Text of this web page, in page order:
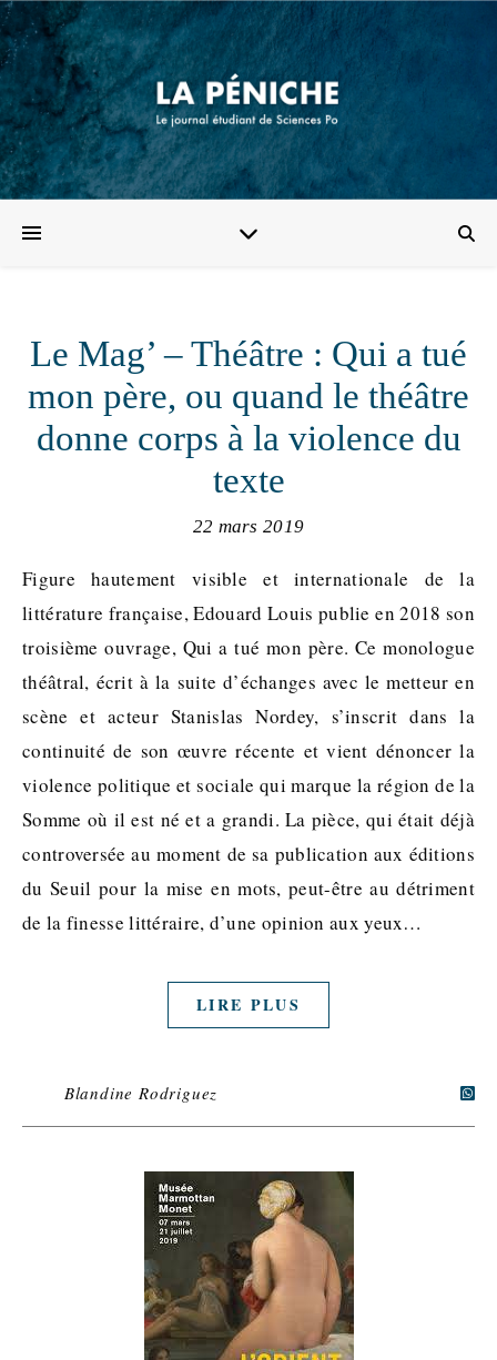
Le Mag’ – Théâtre : Qui a tué
mon père, ou quand le théâtre
donne corps à la violence du
texte
22 mars 2019
Figure hautement visible et internationale de la
littérature française, Edouard Louis publie en 2018 son
troisième ouvrage, Qui a tué mon père. Ce monologue
théâtral, écrit à la suite d’échanges avec le metteur en
scène et acteur Stanislas Nordey, s’inscrit dans la
continuité de son œuvre récente et vient dénoncer la
violence politique et sociale qui marque la région de la
Somme où il est né et a grandi. La pièce, qui était déjà
controversée au moment de sa publication aux éditions
du Seuil pour la mise en mots, peut-être au détriment
de la finesse littéraire, d’une opinion aux yeux…
LIRE PLUS
Blandine Rodriguez